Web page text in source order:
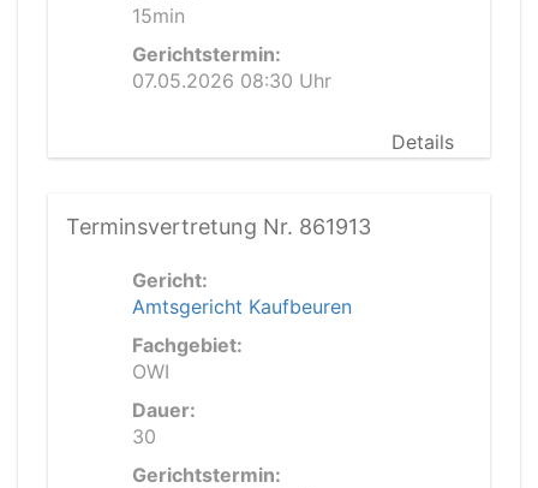
15min
Gerichtstermin:
07.05.2026 08:30 Uhr
Details
Terminsvertretung Nr. 861913
Gericht:
Amtsgericht Kaufbeuren
Fachgebiet:
OWI
Dauer:
30
Gerichtstermin: